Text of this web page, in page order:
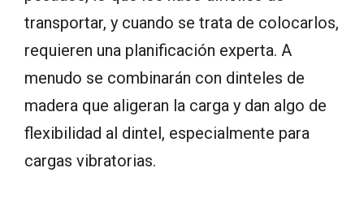
transportar, y cuando se trata de colocarlos,
requieren una planificación experta. A
menudo se combinarán con dinteles de
madera que aligeran la carga y dan algo de
flexibilidad al dintel, especialmente para
cargas vibratorias.